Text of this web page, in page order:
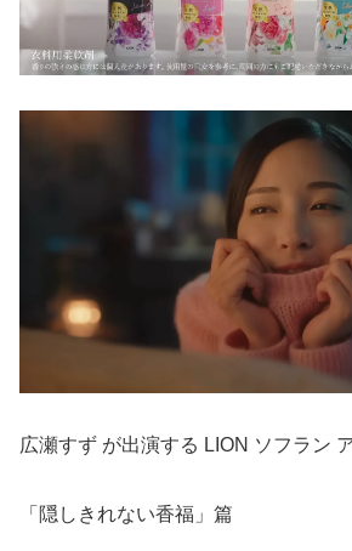
広瀬すず が出演する LION ソフラン
「隠しきれない香福」篇